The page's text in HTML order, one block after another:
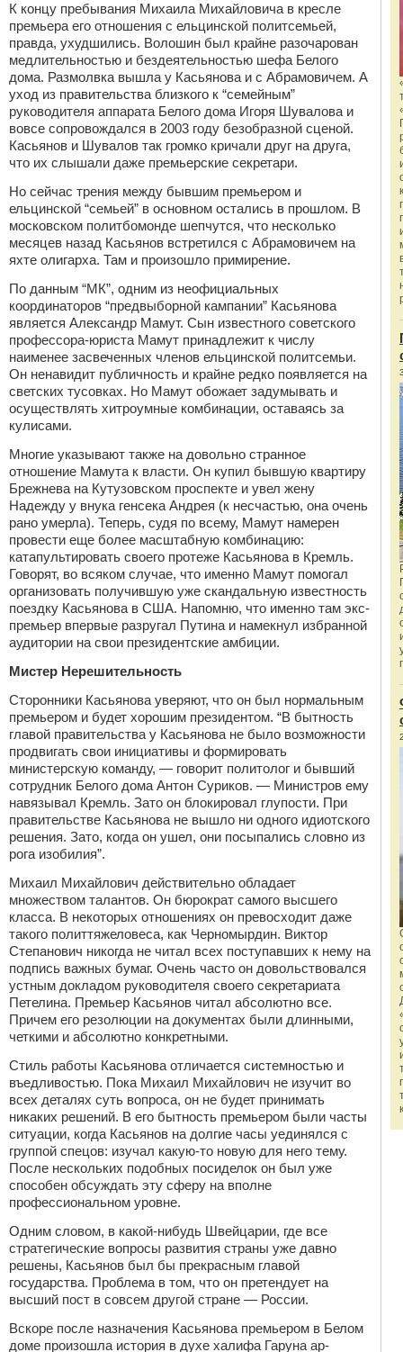
К концу пребывания Михаила Михайловича в кресле
премьера его отношения с ельцинской политсемьей,
правда, ухудшились. Волошин был крайне разочарован
медлительностью и бездеятельностью шефа Белого
дома. Размолвка вышла у Касьянова и с Абрамовичем. А
уход из правительства близкого к “семейным”
руководителя аппарата Белого дома Игоря Шувалова и
вовсе сопровождался в 2003 году безобразной сценой.
Касьянов и Шувалов так громко кричали друг на друга,
что их слышали даже премьерские секретари.
Но сейчас трения между бывшим премьером и
ельцинской “семьей” в основном остались в прошлом. В
московском политбомонде шепчутся, что несколько
месяцев назад Касьянов встретился с Абрамовичем на
яхте олигарха. Там и произошло примирение.
По данным “МК”, одним из неофициальных
координаторов “предвыборной кампании” Касьянова
является Александр Мамут. Сын известного советского
профессора-юриста Мамут принадлежит к числу
наименее засвеченных членов ельцинской политсемьи.
Он ненавидит публичность и крайне редко появляется на
светских тусовках. Но Мамут обожает задумывать и
осуществлять хитроумные комбинации, оставаясь за
кулисами.
Многие указывают также на довольно странное
отношение Мамута к власти. Он купил бывшую квартиру
Брежнева на Кутузовском проспекте и увел жену
Надежду у внука генсека Андрея (к несчастью, она очень
рано умерла). Теперь, судя по всему, Мамут намерен
провести еще более масштабную комбинацию:
катапультировать своего протеже Касьянова в Кремль.
Говорят, во всяком случае, что именно Мамут помогал
организовать получившую уже скандальную известность
поездку Касьянова в США. Напомню, что именно там экс-
премьер впервые разругал Путина и намекнул избранной
аудитории на свои президентские амбиции.
Мистер Нерешительность
Сторонники Касьянова уверяют, что он был нормальным
премьером и будет хорошим президентом. “В бытность
главой правительства у Касьянова не было возможности
продвигать свои инициативы и формировать
министерскую команду, — говорит политолог и бывший
сотрудник Белого дома Антон Суриков. — Министров ему
навязывал Кремль. Зато он блокировал глупости. При
правительстве Касьянова не вышло ни одного идиотского
решения. Зато, когда он ушел, они посыпались словно из
рога изобилия”.
Михаил Михайлович действительно обладает
множеством талантов. Он бюрократ самого высшего
класса. В некоторых отношениях он превосходит даже
такого политтяжеловеса, как Черномырдин. Виктор
Степанович никогда не читал всех поступавших к нему на
подпись важных бумаг. Очень часто он довольствовался
устным докладом руководителя своего секретариата
Петелина. Премьер Касьянов читал абсолютно все.
Причем его резолюции на документах были длинными,
четкими и абсолютно конкретными.
Стиль работы Касьянова отличается системностью и
въедливостью. Пока Михаил Михайлович не изучит во
всех деталях суть вопроса, он не будет принимать
никаких решений. В его бытность премьером были часты
ситуации, когда Касьянов на долгие часы уединялся с
группой спецов: изучал какую-то новую для него тему.
После нескольких подобных посиделок он был уже
способен обсуждать эту сферу на вполне
профессиональном уровне.
Одним словом, в какой-нибудь Швейцарии, где все
стратегические вопросы развития страны уже давно
решены, Касьянов был бы прекрасным главой
государства. Проблема в том, что он претендует на
высший пост в совсем другой стране — России.
Вскоре после назначения Касьянова премьером в Белом
доме произошла история в духе халифа Гаруна ар-